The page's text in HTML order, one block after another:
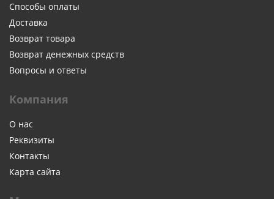
Способы оплаты
Доставка
Возврат товара
Возврат денежных средств
Вопросы и ответы
Компания
О нас
Реквизиты
Контакты
Карта сайта